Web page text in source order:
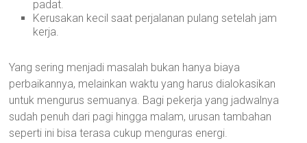
padat.
Kerusakan kecil saat perjalanan pulang setelah jam
kerja.
Yang sering menjadi masalah bukan hanya biaya
perbaikannya, melainkan waktu yang harus dialokasikan
untuk mengurus semuanya. Bagi pekerja yang jadwalnya
sudah penuh dari pagi hingga malam, urusan tambahan
seperti ini bisa terasa cukup menguras energi.